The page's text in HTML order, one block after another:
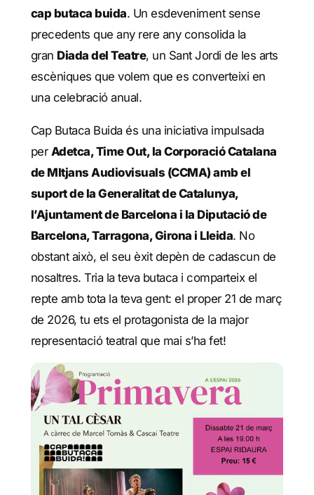
cap butaca buida. Un esdeveniment sense
precedents que any rere any consolida la
gran Diada del Teatre, un Sant Jordi de les arts
escèniques que volem que es converteixi en
una celebració anual.
Cap Butaca Buida és una iniciativa impulsada
per Adetca, Time Out, la Corporació Catalana
de MItjans Audiovisuals (CCMA) amb el
suport de la Generalitat de Catalunya,
l’Ajuntament de Barcelona i la Diputació de
Barcelona, Tarragona, Girona i Lleida. No
obstant això, el seu èxit depèn de cadascun de
nosaltres. Tria la teva butaca i comparteix el
repte amb tota la teva gent: el proper 21 de març
de 2026, tu ets el protagonista de la major
representació teatral que mai s’ha fet!